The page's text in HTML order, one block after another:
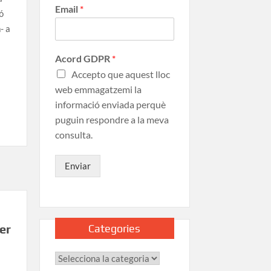
a
Email *
Acord GDPR *
Accepto que aquest lloc
web emmagatzemi la
informació enviada perquè
puguin respondre a la meva
consulta.
Enviar
Categories